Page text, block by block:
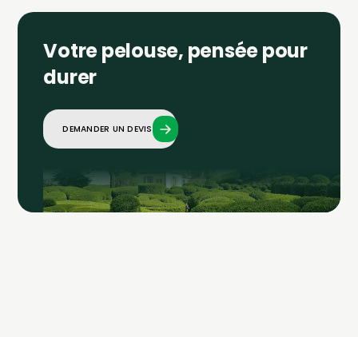
Votre pelouse, pensée pour
durer
DEMANDER UN DEVIS